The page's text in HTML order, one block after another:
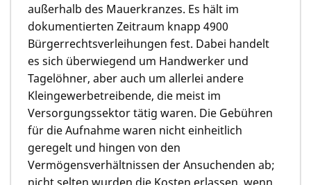
außerhalb des Mauerkranzes. Es hält im
dokumentierten Zeitraum knapp 4900
Bürgerrechtsverleihungen fest. Dabei handelt
es sich überwiegend um Handwerker und
Tagelöhner, aber auch um allerlei andere
Kleingewerbetreibende, die meist im
Versorgungssektor tätig waren. Die Gebühren
für die Aufnahme waren nicht einheitlich
geregelt und hingen von den
Vermögensverhältnissen der Ansuchenden ab;